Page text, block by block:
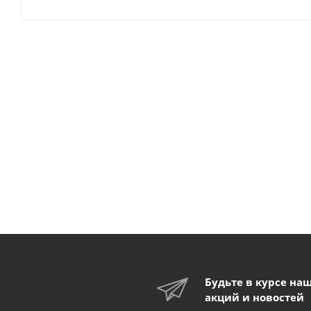
Будьте в курсе
акций и новостей